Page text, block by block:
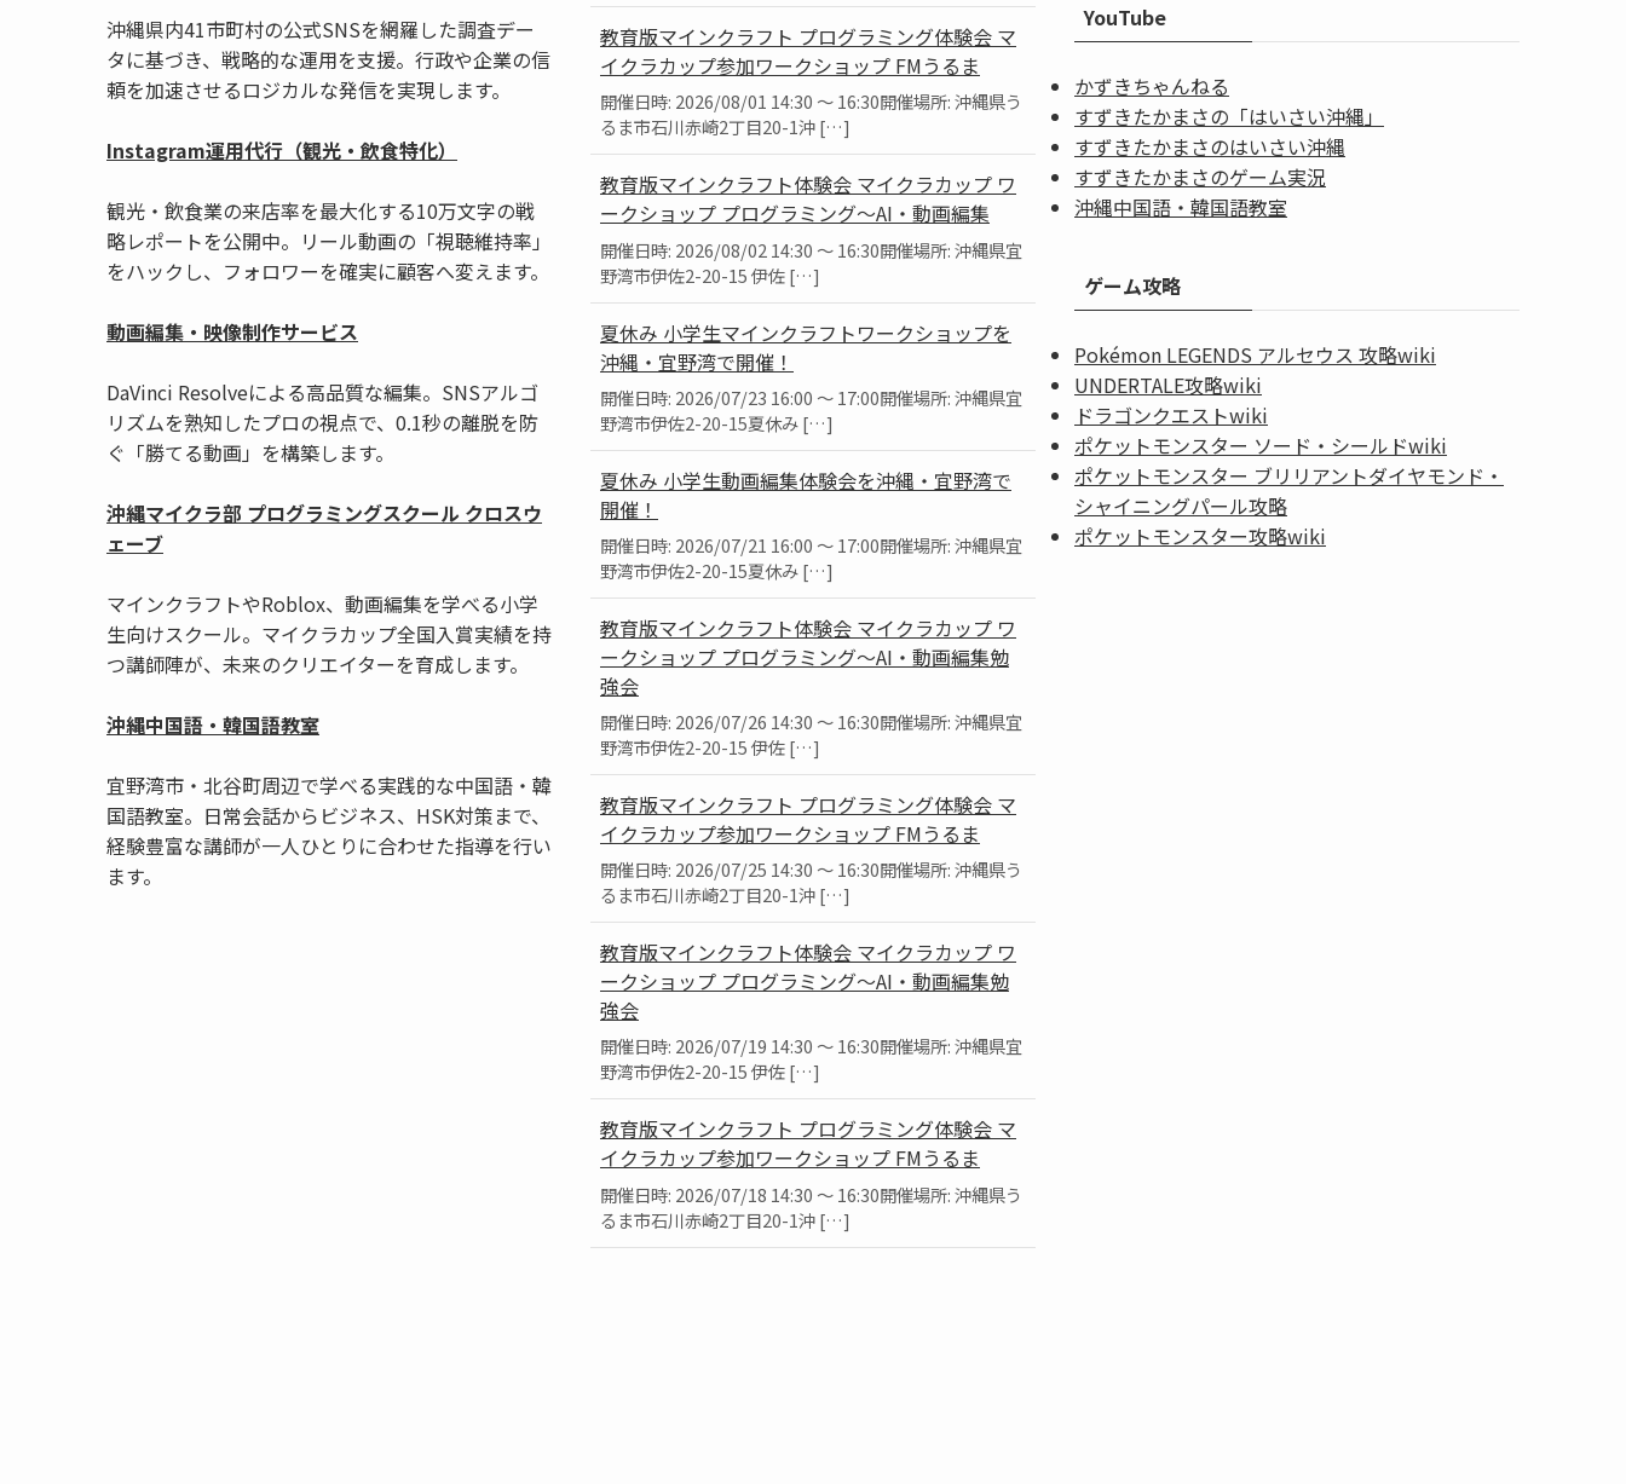
沖縄県内41市町村の公式SNSを網羅した調査デー
タに基づき、戦略的な運用を支援。行政や企業の信
頼を加速させるロジカルな発信を実現します。
Instagram運用代行（観光・飲食特化）
観光・飲食業の来店率を最大化する10万文字の戦
略レポートを公開中。リール動画の「視聴維持率」
をハックし、フォロワーを確実に顧客へ変えます。
動画編集・映像制作サービス
DaVinci Resolveによる高品質な編集。SNSアルゴ
リズムを熟知したプロの視点で、0.1秒の離脱を防
ぐ「勝てる動画」を構築します。
沖縄マイクラ部 プログラミングスクール クロスウ
ェーブ
マインクラフトやRoblox、動画編集を学べる小学
生向けスクール。マイクラカップ全国入賞実績を持
つ講師陣が、未来のクリエイターを育成します。
沖縄中国語・韓国語教室
宜野湾市・北谷町周辺で学べる実践的な中国語・韓
国語教室。日常会話からビジネス、HSK対策まで、
経験豊富な講師が一人ひとりに合わせた指導を行い
ます。
教育版マインクラフト プログラミング体験会 マ
イクラカップ参加ワークショップ FMうるま
開催日時: 2026/08/01 14:30 ～ 16:30開催場所: 沖縄県う
るま市石川赤崎2丁目20-1沖 […]
教育版マインクラフト体験会 マイクラカップ ワ
ークショップ プログラミング～AI・動画編集
開催日時: 2026/08/02 14:30 ～ 16:30開催場所: 沖縄県宜
野湾市伊佐2-20-15 伊佐 […]
夏休み 小学生マインクラフトワークショップを
沖縄・宜野湾で開催！
開催日時: 2026/07/23 16:00 ～ 17:00開催場所: 沖縄県宜
野湾市伊佐2-20-15夏休み […]
夏休み 小学生動画編集体験会を沖縄・宜野湾で
開催！
開催日時: 2026/07/21 16:00 ～ 17:00開催場所: 沖縄県宜
野湾市伊佐2-20-15夏休み […]
教育版マインクラフト体験会 マイクラカップ ワ
ークショップ プログラミング～AI・動画編集勉
強会
開催日時: 2026/07/26 14:30 ～ 16:30開催場所: 沖縄県宜
野湾市伊佐2-20-15 伊佐 […]
教育版マインクラフト プログラミング体験会 マ
イクラカップ参加ワークショップ FMうるま
開催日時: 2026/07/25 14:30 ～ 16:30開催場所: 沖縄県う
るま市石川赤崎2丁目20-1沖 […]
教育版マインクラフト体験会 マイクラカップ ワ
ークショップ プログラミング～AI・動画編集勉
強会
開催日時: 2026/07/19 14:30 ～ 16:30開催場所: 沖縄県宜
野湾市伊佐2-20-15 伊佐 […]
教育版マインクラフト プログラミング体験会 マ
イクラカップ参加ワークショップ FMうるま
開催日時: 2026/07/18 14:30 ～ 16:30開催場所: 沖縄県う
るま市石川赤崎2丁目20-1沖 […]
YouTube
かずきちゃんねる
すずきたかまさの「はいさい沖縄」
すずきたかまさのはいさい沖縄
すずきたかまさのゲーム実況
沖縄中国語・韓国語教室
ゲーム攻略
Pokémon LEGENDS アルセウス 攻略wiki
UNDERTALE攻略wiki
ドラゴンクエストwiki
ポケットモンスター ソード・シールドwiki
ポケットモンスター ブリリアントダイヤモンド・
シャイニングパール攻略
ポケットモンスター攻略wiki